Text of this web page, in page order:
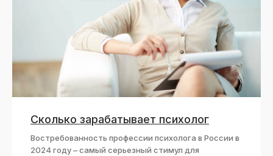
Сколько зарабатывает психолог
Востребованность профессии психолога в России в
2024 году – самый серьезный стимул для